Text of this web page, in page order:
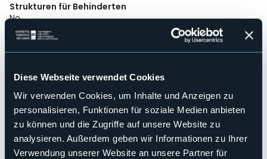
Diese Webseite verwendet Cookies
Wir verwenden Cookies, um Inhalte und Anzeigen zu
personalisieren, Funktionen für soziale Medien anbieten
zu können und die Zugriffe auf unsere Website zu
analysieren. Außerdem geben wir Informationen zu Ihrer
Verwendung unserer Website an unsere Partner für
Strukturen für Behinderten
No
Wellness
No
Hallenbad
No
Haustiere erlaubt
No
Anzahl der Zimmer